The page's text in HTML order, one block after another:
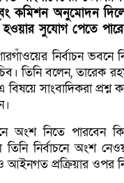
কমিশন অনুমোদন
হওয়ার সুযোগ পেতে
নির্বাচন ভবনে
তিনি বলেন, তারেক
সাংবাদিকরা প্রশ্ন
অংশ নিতে
তিনি নির্বাচনে অংশ
আইনগত প্রক্রিয়ার ওপর